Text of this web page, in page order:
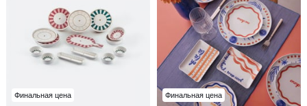
Финальная цена Финальная цена